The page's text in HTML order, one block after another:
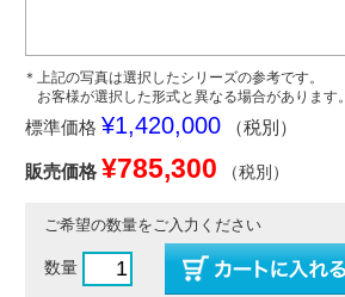
＊上記の写真は選択したシリーズの参考です。
お客様が選択した形式と異なる場合があります。
標準価格 ¥1,420,000 （税別）
販売価格 ¥785,300 （税別）
ご希望の数量をご入力ください
数量